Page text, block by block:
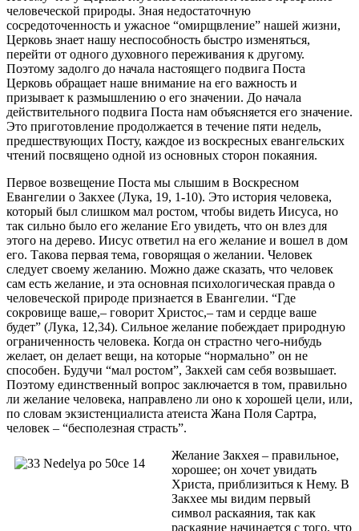
человеческой природы. Зная недостаточную
сосредоточенность и ужасное “омирщвление” нашей жизни,
Церковь знает нашу неспособность быстро изменяться,
перейти от одного духовного переживания к другому.
Поэтому задолго до начала настоящего подвига Поста
Церковь обращает наше внимание на его важность и
призывает к размышлению о его значении. До начала
действительного подвига Поста нам объясняется его значение.
Это приготовление продолжается в течение пяти недель,
предшествующих Посту, каждое из воскресных евангельских
чтений посвящено одной из основных сторон покаяния.
Первое возвещение Поста мы слышим в Воскресном
Евангелии о Закхее (Лука, 19, 1-10). Это история человека,
который был слишком мал ростом, чтобы видеть Иисуса, но
так сильно было его желание Его увидеть, что он влез для
этого на дерево. Иисус ответил на его желание и вошел в дом
его. Такова первая тема, говорящая о желании. Человек
следует своему желанию. Можно даже сказать, что человек
сам есть желание, и эта основная психологическая правда о
человеческой природе признается в Евангелии. “Где
сокровище ваше,– говорит Христос,– там и сердце ваше
будет” (Лука, 12,34). Сильное желание побеждает природную
ограниченность человека. Когда он страстно чего-нибудь
желает, он делает вещи, на которые “нормально” он не
способен. Будучи “мал ростом”, Закхей сам себя возвышает.
Поэтому единственный вопрос заключается в том, правильно
ли желание человека, направлено ли оно к хорошей цели, или,
по словам экзистенциалиста атеиста Жана Поля Сартра,
человек – “бесполезная страсть”.
Желание Закхея – правильное,
хорошее; он хочет увидать
Христа, приблизиться к Нему. В
Закхее мы видим первый
символ раскаяния, так как
раскаяние начинается с того, что